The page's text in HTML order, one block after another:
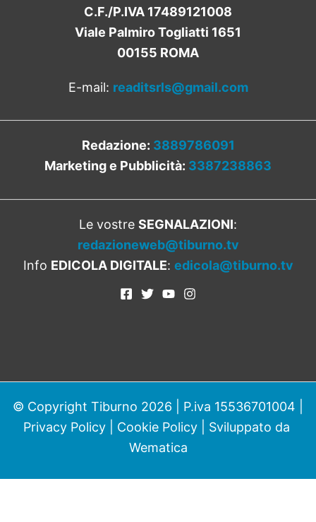
C.F./P.IVA 17489121008
Viale Palmiro Togliatti 1651
00155 ROMA
E-mail: readitsrls@gmail.com
Redazione: 3889786091
Marketing e Pubblicità: 3387238863
Le vostre SEGNALAZIONI:
redazioneweb@tiburno.tv
Info EDICOLA DIGITALE: edicola@tiburno.tv
© Copyright Tiburno 2026 | P.iva 15536701004 |
Privacy Policy| Cookie Policy| Sviluppato da
Wematica